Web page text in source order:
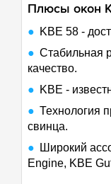
Плюсы окон
KBE 58 -
Стабильная
качество.
KBE -
Технология
свинца.
Широкий
Engine, KBE